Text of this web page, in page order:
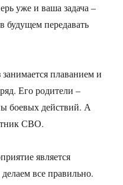
уже и ваша задача –
будущем передавать
плаванием и
Его родители –
боевых действий. А
СВО.
является
все правильно.